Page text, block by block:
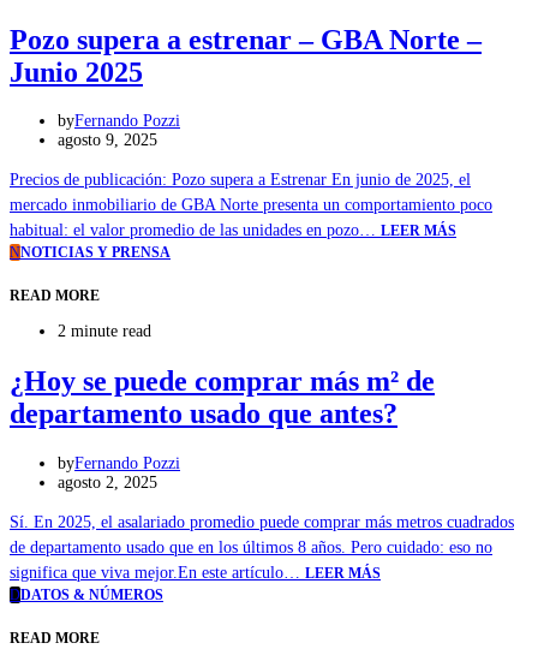
Pozo supera a estrenar – GBA Norte –
Junio 2025
byFernando Pozzi
agosto 9, 2025
Precios de publicación: Pozo supera a Estrenar En junio de 2025, el
mercado inmobiliario de GBA Norte presenta un comportamiento poco
habitual: el valor promedio de las unidades en pozo… LEER MÁS
NNOTICIAS Y PRENSA
READ MORE
2 minute read
¿Hoy se puede comprar más m² de
departamento usado que antes?
byFernando Pozzi
agosto 2, 2025
Sí. En 2025, el asalariado promedio puede comprar más metros cuadrados
de departamento usado que en los últimos 8 años. Pero cuidado: eso no
significa que viva mejor.En este artículo… LEER MÁS
DDATOS & NÚMEROS
READ MORE